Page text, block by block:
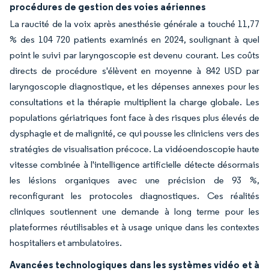
procédures de gestion des voies aériennes
La raucité de la voix après anesthésie générale a touché 11,77
% des 104 720 patients examinés en 2024, soulignant à quel
point le suivi par laryngoscopie est devenu courant. Les coûts
directs de procédure s'élèvent en moyenne à 842 USD par
laryngoscopie diagnostique, et les dépenses annexes pour les
consultations et la thérapie multiplient la charge globale. Les
populations gériatriques font face à des risques plus élevés de
dysphagie et de malignité, ce qui pousse les cliniciens vers des
stratégies de visualisation précoce. La vidéoendoscopie haute
vitesse combinée à l'intelligence artificielle détecte désormais
les lésions organiques avec une précision de 93 %,
reconfigurant les protocoles diagnostiques. Ces réalités
cliniques soutiennent une demande à long terme pour les
plateformes réutilisables et à usage unique dans les contextes
hospitaliers et ambulatoires.
Avancées technologiques dans les systèmes vidéo et à